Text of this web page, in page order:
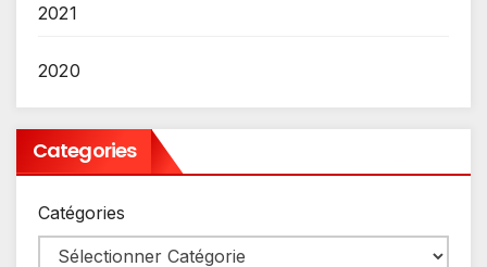
2021
2020
Categories
Catégories